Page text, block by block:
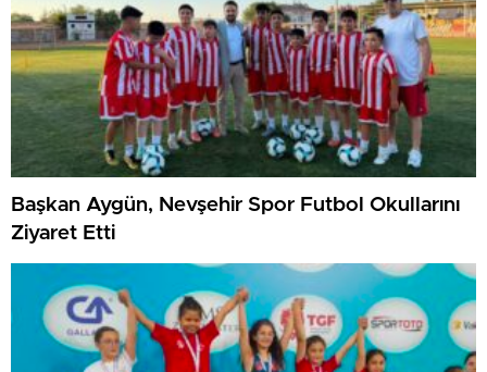
Başkan Aygün, Nevşehir Spor Futbol Okullarını
Ziyaret Etti